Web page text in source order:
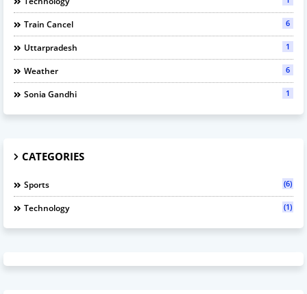
Train Cancel 6
Uttarpradesh 1
Weather 6
Sonia Gandhi 1
CATEGORIES
Sports (6)
Technology (1)